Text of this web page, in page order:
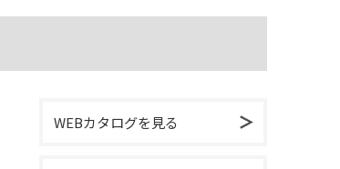
WEBカタログを見る